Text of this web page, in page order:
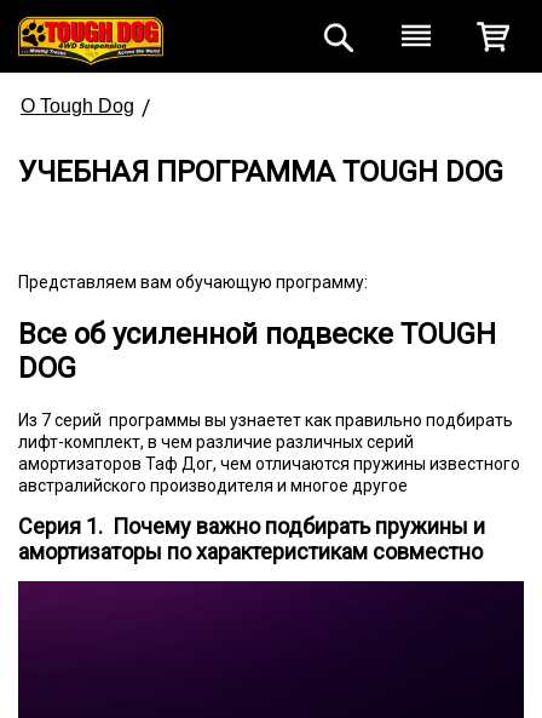
О Tough Dog /
УЧЕБНАЯ ПРОГРАММА TOUGH DOG
Представляем вам обучающую программу:
Все об усиленной подвеске TOUGH
DOG
Из 7 серий программы вы узнаетет как правильно подбирать
лифт-комплект, в чем различие различных серий
амортизаторов Таф Дог, чем отличаются пружины известного
австралийского производителя и многое другое
Серия 1. Почему важно подбирать пружины и
амортизаторы по характеристикам совместно